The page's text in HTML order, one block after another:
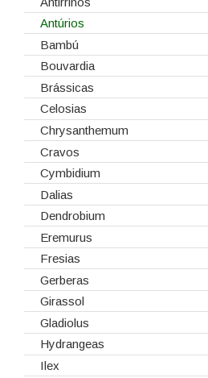
Esponjas
Estruturas
Fitas
Gaiolas
Lanternas
Madeiras
Spray
Tabuleiros/Bases
Telas/Tecidos
Vidros
Antúrios
Bambú
Bouvardia
Brássicas
Celosias
Chrysanthemum
Cravos
Cymbidium
Dalias
Dendrobium
Eremurus
Fresias
Gerberas
Girassol
Gladiolus
Hydrangeas
Ilex